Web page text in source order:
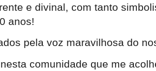
e divinal, com tanto
anos!
pela voz maravilhosa do
comunidade que me